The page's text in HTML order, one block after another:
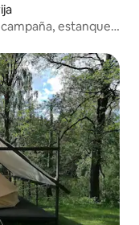
estanque